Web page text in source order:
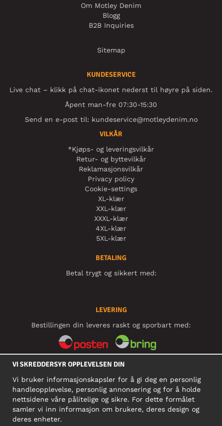
Om Motley Denim
Blogg
B2B Inquiries
Sitemap
KUNDESERVICE
Live chat – klikk på chat-ikonet nederst til høyre på siden.
Åpent man-fre 07:30-15:30
Send en e-post til: kundeservice@motleydenim.no
VILKÅR
*Kjøps- og leveringsvilkår
Retur- og byttevilkår
Reklamasjonsvilkår
Privacy policy
Cookie-settings
XL-klær
XXL-klær
XXXL-klær
4XL-klær
5XL-klær
BETALING
Betal trygt og sikkert med:
LEVERING
Bestillingen din leveres raskt og sporbart med:
SOSIALE MEDIER
BEDRIFT
VI SKREDDERSYR OPPLEVELSEN DIN
Vi bruker informasjonskapsler for å gi deg en personlig
handleopplevelse, personlig annonsering og for å holde
nettsidene våre pålitelige og sikre. For dette formålet
samler vi inn informasjon om brukere, deres design og
deres enheter.